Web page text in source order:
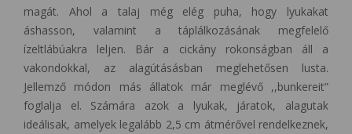
magát. Ahol a talaj még elég puha, hogy lyukakat
áshasson, valamint a táplálkozásának megfelelő
ízeltlábúakra leljen. Bár a cickány rokonságban áll a
vakondokkal, az alagútásásban meglehetősen lusta.
Jellemző módon más állatok már meglévő ,,bunkereit”
foglalja el. Számára azok a lyukak, járatok, alagutak
ideálisak, amelyek legalább 2,5 cm átmérővel rendelkeznek,